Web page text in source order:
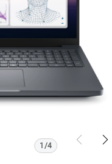
1/4 PreviousNext